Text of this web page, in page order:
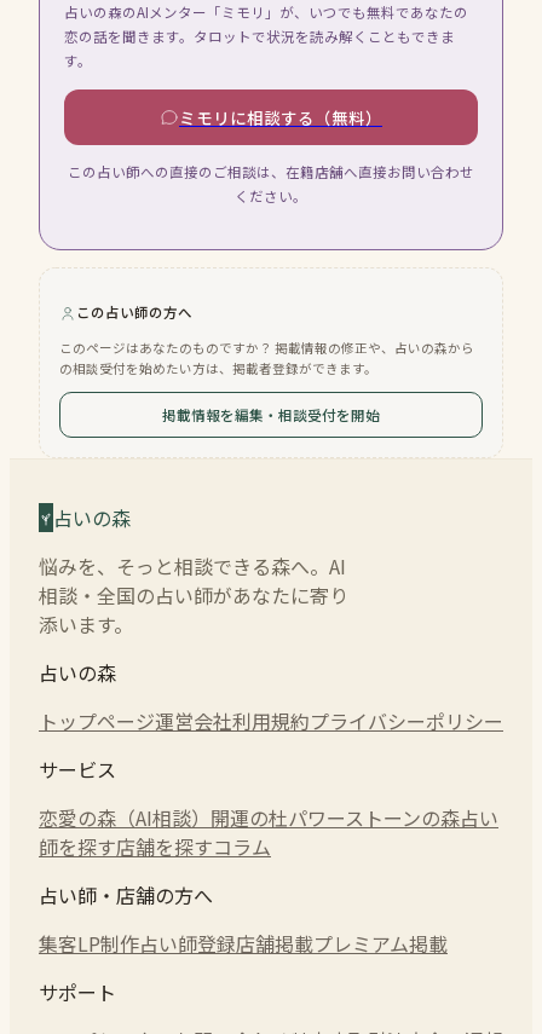
占いの森のAIメンター「ミモリ」が、いつでも無料であなたの
恋の話を聞きます。タロットで状況を読み解くこともできま
す。
ミモリに相談する（無料）
この占い師への直接のご相談は、在籍店舗へ直接お問い合わせ
ください。
この占い師の方へ
このページはあなたのものですか？ 掲載情報の修正や、占いの森から
の相談受付を始めたい方は、掲載者登録ができます。
掲載情報を編集・相談受付を開始
占いの森
悩みを、そっと相談できる森へ。AI
相談・全国の占い師があなたに寄り
添います。
占いの森
トップページ運営会社利用規約プライバシーポリシー
サービス
恋愛の森（AI相談） 開運の杜パワーストーンの森占い
師を探す店舗を探すコラム
占い師・店舗の方へ
集客LP制作占い師登録店舗掲載プレミアム掲載
サポート